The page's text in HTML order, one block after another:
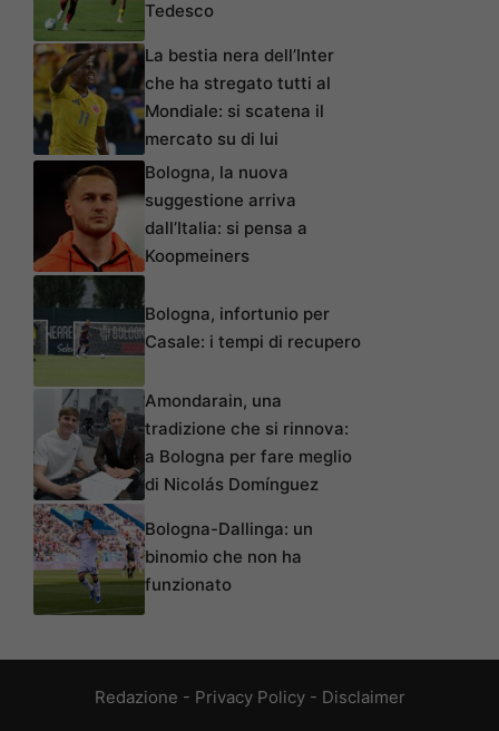
Tedesco
La bestia nera dell’Inter
che ha stregato tutti al
Mondiale: si scatena il
mercato su di lui
Bologna, la nuova
suggestione arriva
dall’Italia: si pensa a
Koopmeiners
Bologna, infortunio per
Casale: i tempi di recupero
Amondarain, una
tradizione che si rinnova:
a Bologna per fare meglio
di Nicolás Domínguez
Bologna-Dallinga: un
binomio che non ha
funzionato
Redazione - Privacy Policy- Disclaimer